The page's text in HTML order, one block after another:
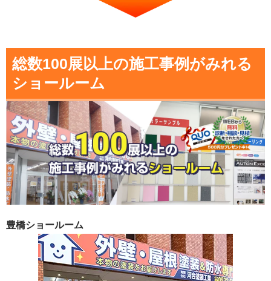
総数100展以上の施工事例がみれる
ショールーム
豊橋ショールーム